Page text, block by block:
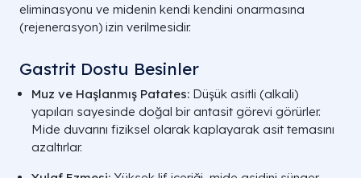
eliminasyonu ve midenin kendi kendini onarmasına
(rejenerasyon) izin verilmesidir.
Gastrit Dostu Besinler
Muz ve Haşlanmış Patates: Düşük asitli (alkali)
yapıları sayesinde doğal bir antasit görevi görürler.
Mide duvarını fiziksel olarak kaplayarak asit temasını
azaltırlar.